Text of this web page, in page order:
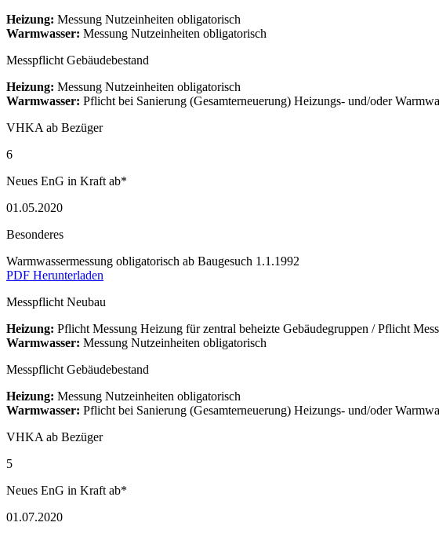
Heizung: Messung Nutzeinheiten obligatorisch
Warmwasser: Messung Nutzeinheiten obligatorisch
Messpflicht Gebäudebestand
Heizung: Messung Nutzeinheiten obligatorisch
Warmwasser: Pflicht bei Sanierung (Gesamterneuerung) Heizungs- und/oder
VHKA ab Bezüger
6
Neues EnG in Kraft ab*
01.05.2020
Besonderes
Warmwassermessung obligatorisch ab Baugesuch 1.1.1992
PDF Herunterladen
Messpflicht Neubau
Heizung: Pflicht Messung Heizung für zentral beheizte Gebäudegruppen / Pflicht
Warmwasser: Messung Nutzeinheiten obligatorisch
Messpflicht Gebäudebestand
Heizung: Messung Nutzeinheiten obligatorisch
Warmwasser: Pflicht bei Sanierung (Gesamterneuerung) Heizungs- und/oder
VHKA ab Bezüger
5
Neues EnG in Kraft ab*
01.07.2020